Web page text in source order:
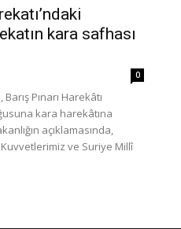
kara safhası
0
Pınarı Harekâtı
kara harekâtına
açıklamasında,
ve Suriye Millî